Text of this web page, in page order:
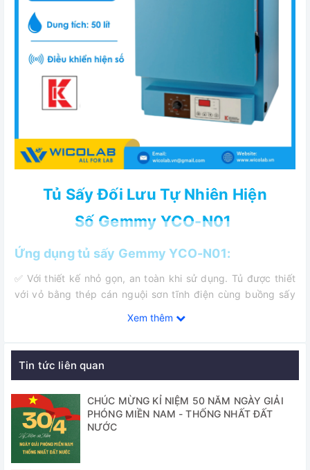
Tủ Sấy Đối Lưu Tự Nhiên Hiện
Số Gemmy YCO-N01
Ứng dụng tủ sấy Gemmy YCO-N01:
✅ Với thiết kế nhỏ gọn, an toàn khi sử dụng. Tủ được thiết
với vỏ bằng thép cán nguội sơn tĩnh điện cùng buồng sấy
✅ Hiện nay YCO-N01 được sử dụng rộng rãi trong các
phòng thí nghiệm, phòng nghiên cứu trong các lĩnh vực: Y
tế, dược phẩm, thực phẩm, đồ uống, công nghiệp khai
khoáng, vật liệu...
Cung cấp bao gồm:
- Tủ sấy đối lưu cưỡng bức Gemmy YCO-N01 (50 lít)
Xem thêm
Tin tức liên quan
CHÚC MỪNG KỈ NIỆM 50 NĂM NGÀY GIẢI
PHÓNG MIỀN NAM - THỐNG NHẤT ĐẤT
NƯỚC